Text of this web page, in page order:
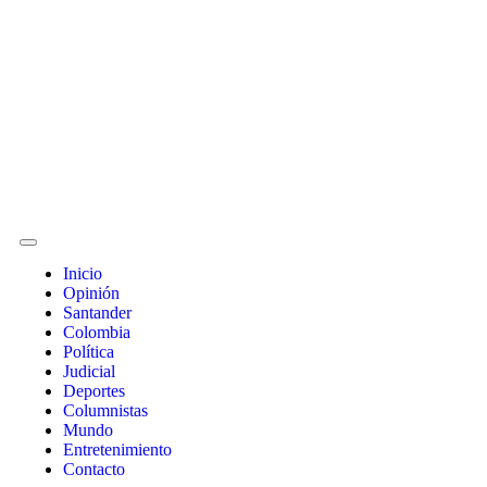
Inicio
Opinión
Santander
Colombia
Política
Judicial
Deportes
Columnistas
Mundo
Entretenimiento
Contacto